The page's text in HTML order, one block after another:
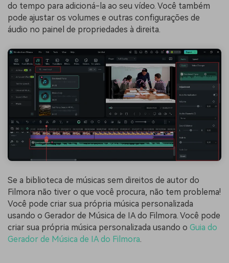
do tempo para adicioná-la ao seu vídeo. Você também
pode ajustar os volumes e outras configurações de
áudio no painel de propriedades à direita.
Se a biblioteca de músicas sem direitos de autor do
Filmora não tiver o que você procura, não tem problema!
Você pode criar sua própria música personalizada
usando o Gerador de Música de IA do Filmora. Você pode
criar sua própria música personalizada usando o Guia do
Gerador de Música de IA do Filmora.